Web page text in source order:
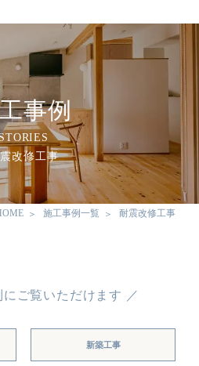
事例
改修工事
施工事例一覧 耐震改修工事
ご覧いただけます ／
新築工事